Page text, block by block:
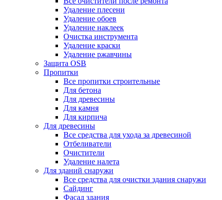
Удаление плесени
Удаление обоев
Удаление наклеек
Очистка инструмента
Удаление краски
Удаление ржавчины
Защита OSB
Пропитки
Все пропитки строительные
Для бетона
Для древесины
Для камня
Для кирпича
Для древесины
Все средства для ухода за древесиной
Отбеливатели
Очистители
Удаление налета
Для зданий снаружи
Все средства для очистки здания снаружи
Сайдинг
Фасад здания